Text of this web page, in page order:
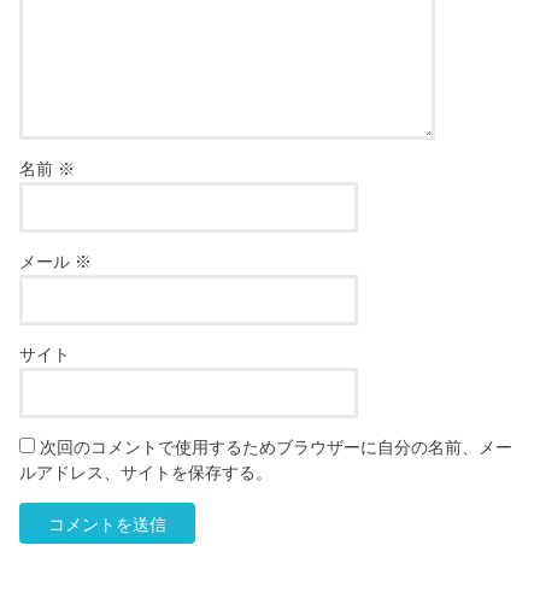
名前 ※
メール ※
サイト
次回のコメントで使用するためブラウザーに自分の名前、メー
ルアドレス、サイトを保存する。